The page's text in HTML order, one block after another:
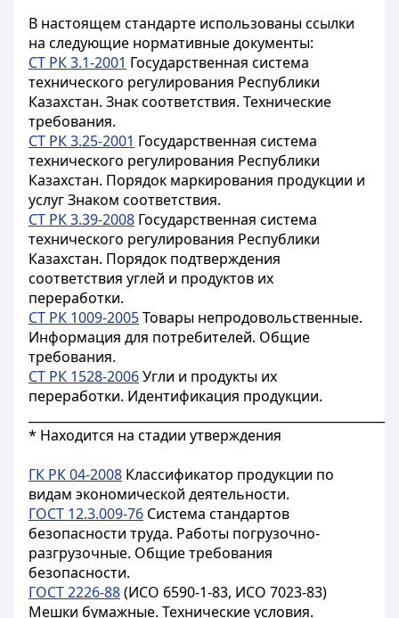
В настоящем стандарте использованы ссылки
на следующие нормативные документы:
СТ РК 3.1-2001 Государственная система
технического регулирования Республики
Казахстан. Знак соответствия. Технические
требования.
СТ РК 3.25-2001 Государственная система
технического регулирования Республики
Казахстан. Порядок маркирования продукции и
услуг Знаком соответствия.
СТ РК 3.39-2008 Государственная система
технического регулирования Республики
Казахстан. Порядок подтверждения
соответствия углей и продуктов их
переработки.
СТ РК 1009-2005Товары непродовольственные.
Информация для потребителей. Общие
требования.
СТ РК 1528-2006Угли и продукты их
переработки. Идентификация продукции.
* Находится на стадии утверждения
ГК РК 04-2008 Классификатор продукции по
видам экономической деятельности.
ГОСТ 12.3.009-76 Система стандартов
безопасности труда. Работы погрузочно-
разгрузочные. Общие требования
безопасности.
ГОСТ 2226-88(ИСО 6590-1-83, ИСО 7023-83)
Мешки бумажные. Технические условия.